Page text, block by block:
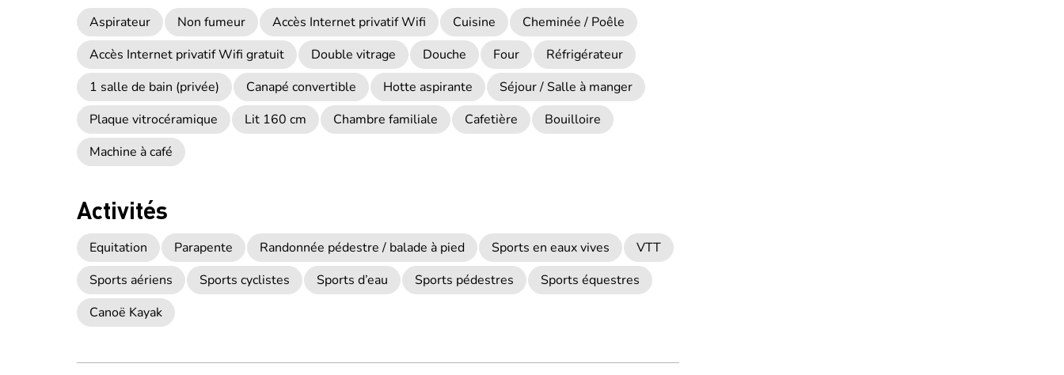
Aspirateur Non fumeur Accès Internet privatif Wifi Cuisine
Cheminée / Poêle
Accès Internet privatif Wifi gratuit
Double vitrage Douche Four
Réfrigérateur
1 salle de bain (privée)
Canapé convertible Hotte aspirante
Séjour / Salle à manger
Plaque vitrocéramique
Lit 160 cm Chambre familiale Cafetière
Bouilloire
Machine à café
Activités
Equitation Parapente Randonnée pédestre / balade à pied Sports en eaux vives
VTT
Sports aériens
Sports cyclistes Sports d’eau Sports pédestres
Sports équestres
Canoë Kayak